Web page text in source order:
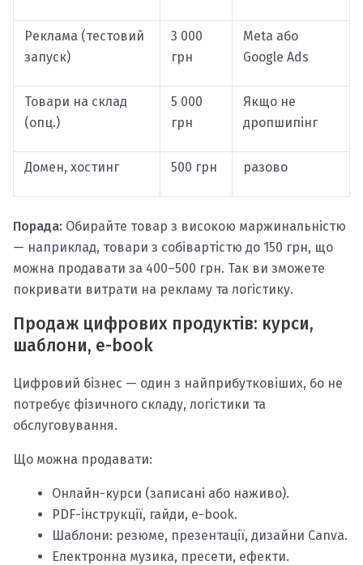
Реклама (тестовий
запуск)
3 000
грн
Meta або
Google Ads
Товари на склад
(опц.)
5 000
грн
Якщо не
дропшипінг
Домен, хостинг 500 грн разово
Порада: Обирайте товар з високою маржинальністю
— наприклад, товари з собівартістю до 150 грн, що
можна продавати за 400–500 грн. Так ви зможете
покривати витрати на рекламу та логістику.
Продаж цифрових продуктів: курси,
шаблони, e-book
Цифровий бізнес — один з найприбутковіших, бо не
потребує фізичного складу, логістики та
обслуговування.
Що можна продавати:
Онлайн-курси (записані або наживо).
PDF-інструкції, гайди, e-book.
Шаблони: резюме, презентації, дизайни Canva.
Електронна музика, пресети, ефекти.